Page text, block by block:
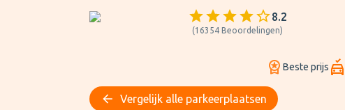
8.2
(16354 Beoordelingen)
Beste prijs
Vergelijk alle parkeerplaatsen